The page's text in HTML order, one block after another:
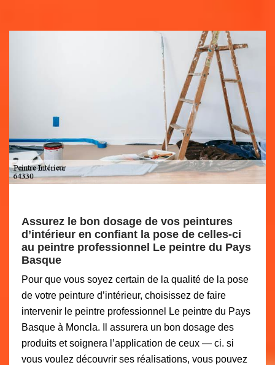
Assurez le bon dosage de vos peintures
d’intérieur en confiant la pose de celles-ci
au peintre professionnel Le peintre du Pays
Basque
Pour que vous soyez certain de la qualité de la pose
de votre peinture d’intérieur, choisissez de faire
intervenir le peintre professionnel Le peintre du Pays
Basque à Moncla. Il assurera un bon dosage des
produits et soignera l’application de ceux — ci. si
vous voulez découvrir ses réalisations, vous pouvez